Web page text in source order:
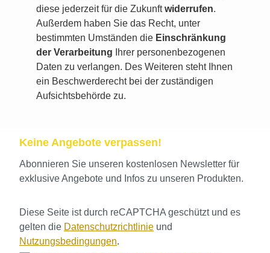
diese jederzeit für die Zukunftwiderrufen.
Außerdem haben Sie das Recht, unter
bestimmten Umständen die Einschränkung
der Verarbeitung Ihrer personenbezogenen
Daten zu verlangen. Des Weiteren steht Ihnen
ein Beschwerderecht bei der zuständigen
Aufsichtsbehörde zu.
Keine Angebote verpassen!
Abonnieren Sie unseren kostenlosen Newsletter für
exklusive Angebote und Infos zu unseren Produkten.
Diese Seite ist durch reCAPTCHA geschützt und es
gelten die Datenschutzrichtlinie und
Nutzungsbedingungen.